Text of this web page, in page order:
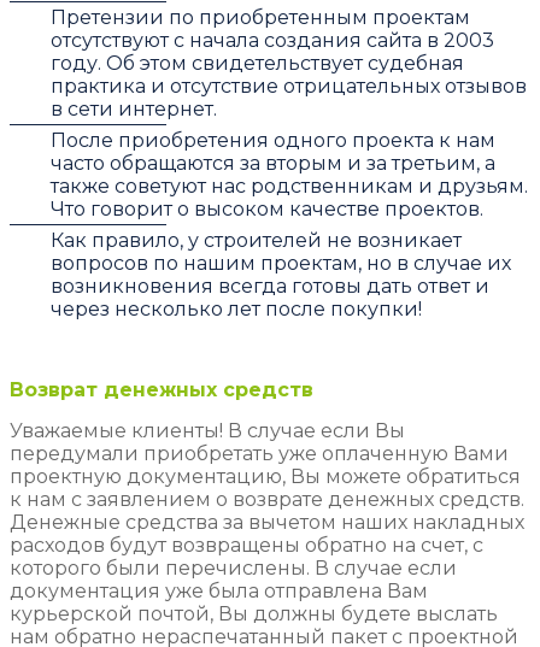
Претензии по приобретенным проектам
отсутствуют с начала создания сайта в 2003
году. Об этом свидетельствует судебная
практика и отсутствие отрицательных отзывов
в сети интернет.
После приобретения одного проекта к нам
часто обращаются за вторым и за третьим, а
также советуют нас родственникам и друзьям.
Что говорит о высоком качестве проектов.
Как правило, у строителей не возникает
вопросов по нашим проектам, но в случае их
возникновения всегда готовы дать ответ и
через несколько лет после покупки!
Возврат денежных средств
Уважаемые клиенты! В случае если Вы
передумали приобретать уже оплаченную Вами
проектную документацию, Вы можете обратиться
к нам с заявлением о возврате денежных средств.
Денежные средства за вычетом наших накладных
расходов будут возвращены обратно на счет, с
которого были перечислены. В случае если
документация уже была отправлена Вам
курьерской почтой, Вы должны будете выслать
нам обратно нераспечатанный пакет с проектной